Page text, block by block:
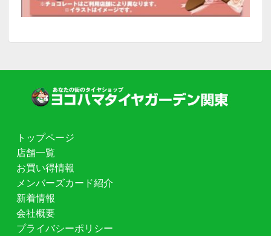
トップページ
店舗一覧
お買い得情報
メンバーズカード紹介
新着情報
会社概要
プライバシーポリシー